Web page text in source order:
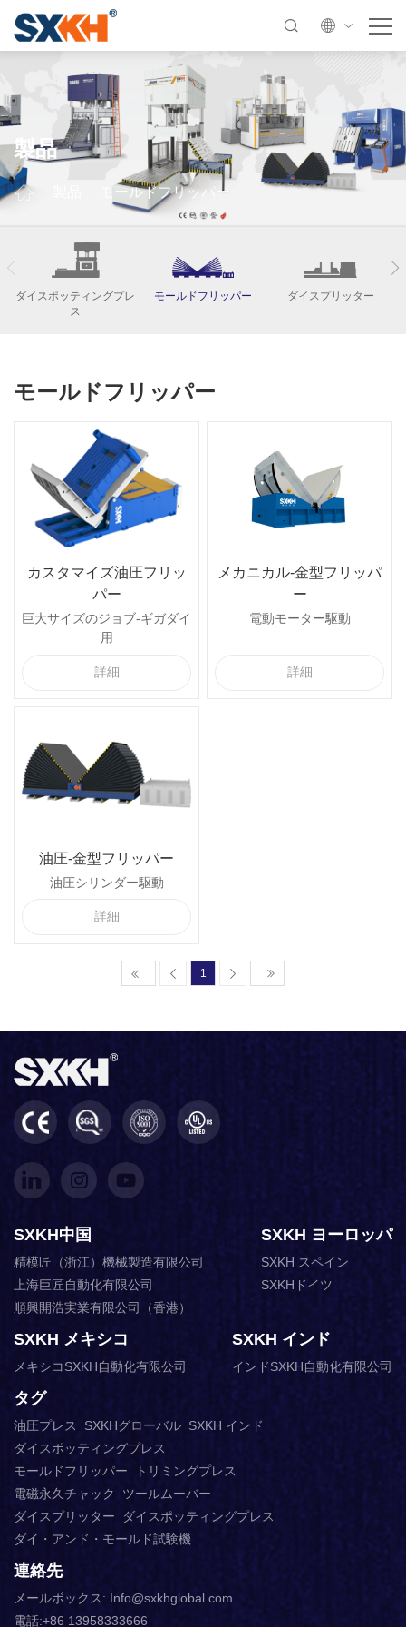
製品
モールドフリッパー
ダイスポッティングプレ
ス
モールドフリッパー ダイスプリッター
モールドフリッパー
カスタマイズ油圧フリッ
パー
巨大サイズのジョブ-ギガダイ
用
詳細
メカニカル-金型フリッパ
ー
電動モーター駆動
詳細
油圧-金型フリッパー
油圧シリンダー駆動
詳細
1
SXKH中国
精模匠（浙江）機械製造有限公司
上海巨匠自動化有限公司
順興開浩実業有限公司（香港）
SXKH ヨーロッパ
SXKH スペイン
SXKHドイツ
SXKH メキシコ
メキシコSXKH自動化有限公司
SXKH インド
インドSXKH自動化有限公司
タグ
油圧プレス SXKHグローバル SXKH インド
ダイスポッティングプレス
モールドフリッパー
トリミングプレス
電磁永久チャック
ツールムーバー
ダイスプリッター
ダイスポッティングプレス
ダイ・アンド・モールド試験機
連絡先
メールボックス: Info@sxkhglobal.com
電話:+86 13958333666